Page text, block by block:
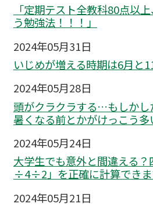
「定期テスト全教科80点以
う勉強法！！！」
2024年05月31日
いじめが増える時期は6月と
2024年05月28日
頭がクラクラする…もしか
暑くなる前とかがけっこう多
2024年05月24日
大学生でも意外と間違える
÷4÷2」を正確に計算できま
2024年05月21日